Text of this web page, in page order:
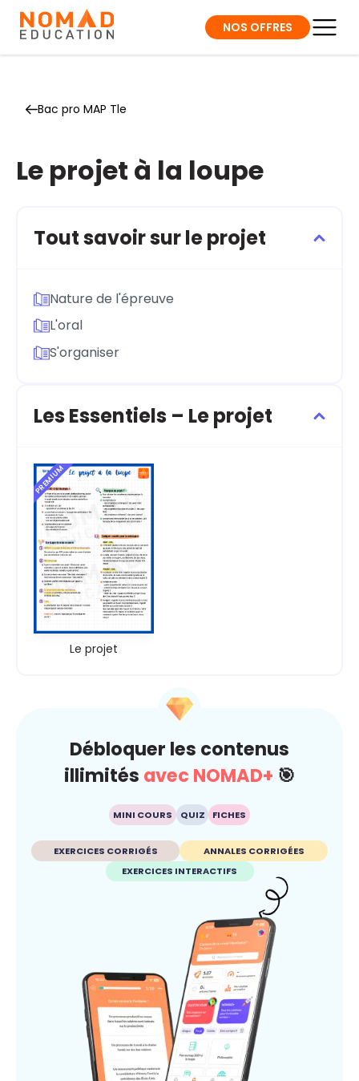
NOS OFFRES
Bac pro MAP Tle
Le projet à la loupe
Tout savoir sur le projet
Nature de l'épreuve
L'oral
S'organiser
Les Essentiels – Le projet
PREMIUM
Le projet
Débloquer les contenus
illimités avec NOMAD+ 🎯
MINI COURS QUIZ FICHES
EXERCICES CORRIGÉS
ANNALES CORRIGÉES
EXERCICES INTERACTIFS